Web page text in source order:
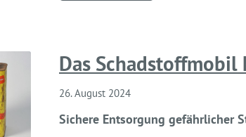
Das
26. August 2024
Sichere Entsorgung gefährlicher